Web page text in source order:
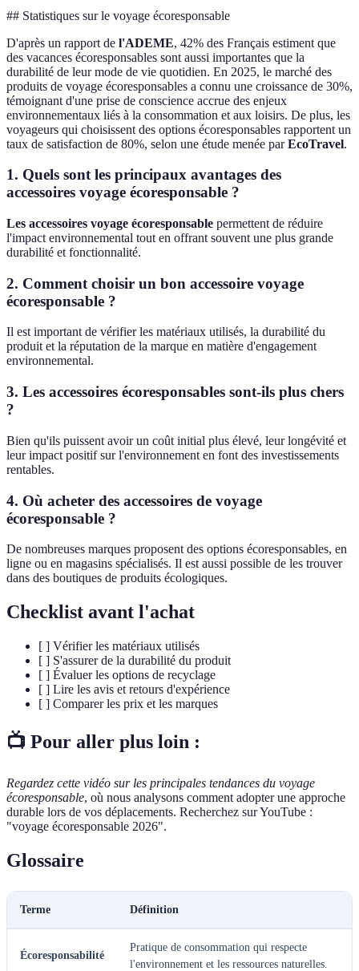
## Statistiques sur le voyage écoresponsable
D'après un rapport de l'ADEME, 42% des Français estiment que
des vacances écoresponsables sont aussi importantes que la
durabilité de leur mode de vie quotidien. En 2025, le marché des
produits de voyage écoresponsables a connu une croissance de 30%,
témoignant d'une prise de conscience accrue des enjeux
environnementaux liés à la consommation et aux loisirs. De plus, les
voyageurs qui choisissent des options écoresponsables rapportent un
taux de satisfaction de 80%, selon une étude menée parEcoTravel.
1. Quels sont les principaux avantages des
accessoires voyage écoresponsable ?
Les accessoires voyage écoresponsable permettent de réduire
l'impact environnemental tout en offrant souvent une plus grande
durabilité et fonctionnalité.
2. Comment choisir un bon accessoire voyage
écoresponsable ?
Il est important de vérifier les matériaux utilisés, la durabilité du
produit et la réputation de la marque en matière d'engagement
environnemental.
3. Les accessoires écoresponsables sont-ils plus chers
?
Bien qu'ils puissent avoir un coût initial plus élevé, leur longévité et
leur impact positif sur l'environnement en font des investissements
rentables.
4. Où acheter des accessoires de voyage
écoresponsable ?
De nombreuses marques proposent des options écoresponsables, en
ligne ou en magasins spécialisés. Il est aussi possible de les trouver
dans des boutiques de produits écologiques.
Checklist avant l'achat
[ ] Vérifier les matériaux utilisés
[ ] S'assurer de la durabilité du produit
[ ] Évaluer les options de recyclage
[ ] Lire les avis et retours d'expérience
[ ] Comparer les prix et les marques
📺 Pour aller plus loin :
Regardez cette vidéo sur les principales tendances du voyage
écoresponsable, où nous analysons comment adopter une approche
durable lors de vos déplacements. Recherchez sur YouTube :
"voyage écoresponsable 2026".
Glossaire
Terme Définition
Écoresponsabilité
Pratique de consommation qui respecte
l'environnement et les ressources naturelles.